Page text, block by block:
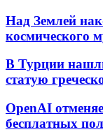
Над Землей
космического
В Турции
статую
OpenAI
бесплатных